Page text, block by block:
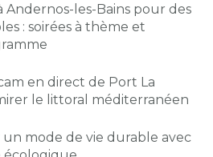
les-Bains pour des
: soirées à thème et
en direct de Port La
le littoral méditerranéen
mode de vie durable avec